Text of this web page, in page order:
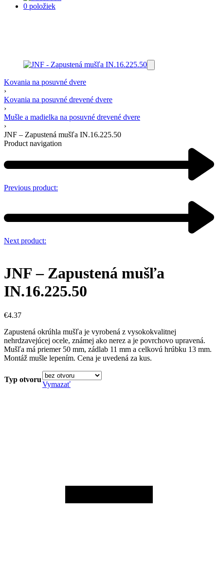
0 položiek
Kovania na posuvné dvere
›
Kovania na posuvné drevené dvere
›
Mušle a madielka na posuvné drevené dvere
›
JNF – Zapustená mušľa IN.16.225.50
Product navigation
Previous product:
Next product:
JNF – Zapustená mušľa
IN.16.225.50
€4.37
Zapustená okrúhla mušľa je vyrobená z vysokokvalitnej
nehrdzavejúcej ocele, známej ako nerez a je povrchovo upravená.
Mušľa má priemer 50 mm, zádlab 11 mm a celkovú hrúbku 13 mm.
Montáž mušle lepením. Cena je uvedená za kus.
Typ otvoru
Vymazať